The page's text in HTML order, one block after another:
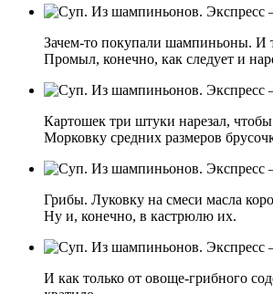
Зачем-то покупали шампиньоны. И
Промыл, конечно, как следует и
Картошек три штуки нарезал,
Морковку средних размеров
Грибы. Луковку на смеси масла
Ну и, конечно, в кастрюлю их.
И как только от овоще-грибного